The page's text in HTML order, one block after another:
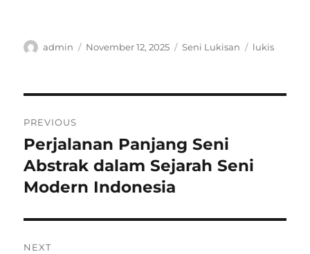
Author
admin
Posted
November 12, 2025 Categories
Seni Lukisan Tags
lukis
navigation
PREVIOUS
Previous
post:
Perjalanan Panjang Seni
Abstrak dalam Sejarah Seni
Modern Indonesia
NEXT